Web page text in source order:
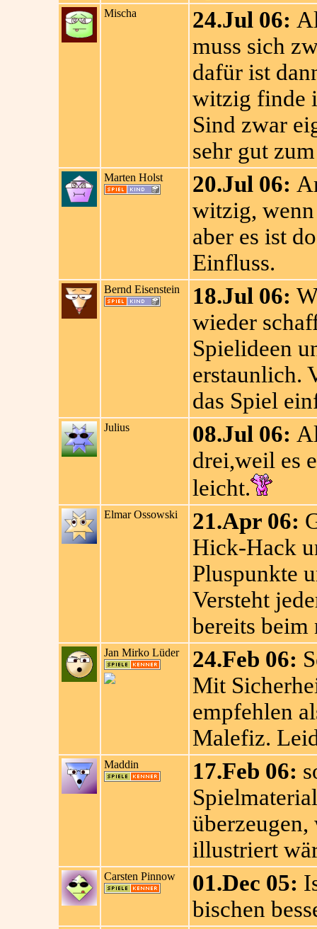
Mischa 24.Jul 06:
muss sich
dafür ist
witzig finde
Sind zwar
sehr gut
Marten Holst 20.Jul 06:
witzig,
aber es ist
Einfluss.
Bernd Eisenstein 18.Jul 06:
wieder
Spielideen
erstaunlich.
das Spiel
Julius 08.Jul 06:
drei,weil es
leicht.
Elmar Ossowski 21.Apr 06:
Hick-Hack
Pluspunkte
Versteht
bereits beim
Jan Mirko Lüder 24.Feb 06:
Mit
empfehlen
Malefiz.
Maddin 17.Feb 06:
illustriert
Carsten Pinnow 01.Dec 05:
bischen